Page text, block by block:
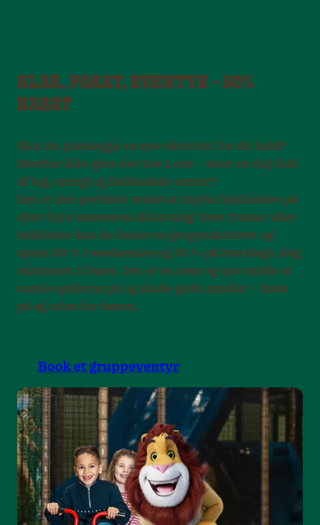
KLAR, PARAT, EVENTYR - 30%
RABAT
Skal du planlægge en sjov aktivitet for dit hold?
Hvorfor ikke gøre det hos Leo’s – hvor en dag fuld
af leg, energi og fællesskab venter?
Det er den perfekte måde at styrke holdånden på
eller fejre sæsonens afslutning! Som træner eller
holdleder kan du booke en gruppeaktivitet og
spare 20 % i weekenden og 30 % på hverdage, dog
minimum 11 børn. Det er en nem og sjov måde at
samle spillerne på og skabe gode minder – både
på og uden for banen.
Book et gruppeventyr